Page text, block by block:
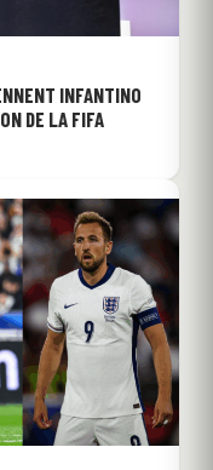
INFANTINO
DE LA FIFA